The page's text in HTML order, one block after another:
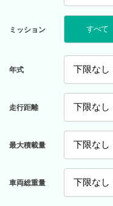
ミッション すべて
年式
走行距離
最大積載量
車両総重量